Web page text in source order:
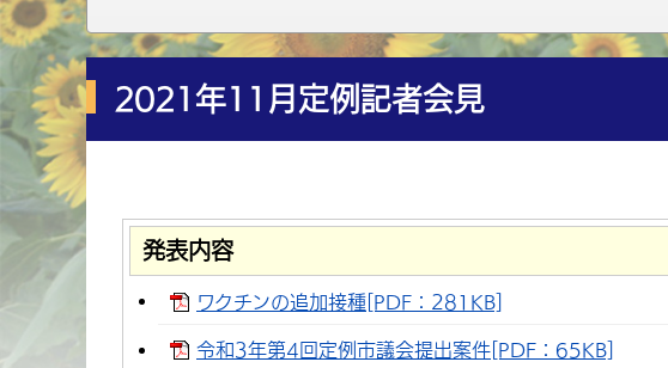
2021年11月定例記者会見
発表内容
ワクチンの追加接種[PDF：281KB]
令和3年第4回定例市議会提出案件[PDF：65KB]